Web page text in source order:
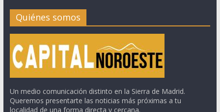
Quiénes somos
Un medio comunicación distinto en la Sierra de Madrid.
Queremos presentarte las noticias más próximas a tu
localidad de una forma directa y cercana.